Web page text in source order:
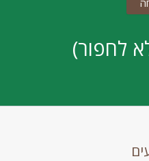
לחפור)